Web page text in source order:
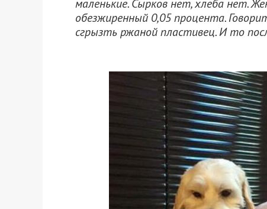
маленькие. Сырков нет, хлеба нет.
обезжиренный 0,05 процента.
сгрызть ржаной пластивец. И то